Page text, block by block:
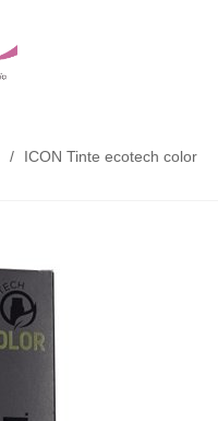
/
ICON Tinte ecotech color